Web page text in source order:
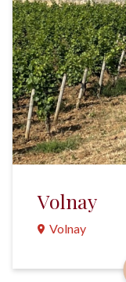
Volnay
Volnay
Een klein,
Beaune. Hier